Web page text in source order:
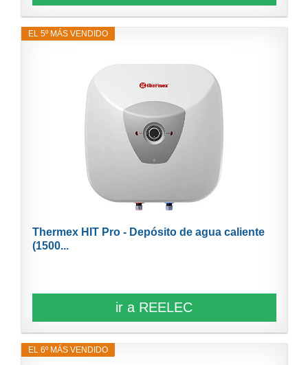
EL 5º MÁS VENDIDO
Thermex HIT Pro - Depósito de agua caliente
(1500...
ir a REELEC
EL 6º MÁS VENDIDO